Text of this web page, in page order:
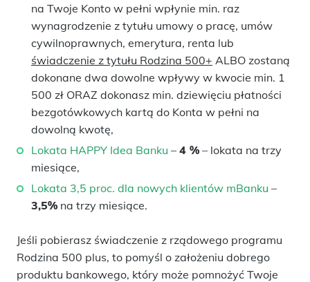
na Twoje Konto w pełni wpłynie min. raz
wynagrodzenie z tytułu umowy o pracę, umów
cywilnoprawnych, emerytura, renta lub
świadczenie z tytułu Rodzina 500+ ALBO zostaną
dokonane dwa dowolne wpływy w kwocie min. 1
500 zł ORAZ dokonasz min. dziewięciu płatności
bezgotówkowych kartą do Konta w pełni na
dowolną kwotę,
Lokata HAPPY Idea Banku – 4 % – lokata na trzy
miesiące,
Lokata 3,5 proc. dla nowych klientów mBanku –
3,5% na trzy miesiące.
Jeśli pobierasz świadczenie z rządowego programu
Rodzina 500 plus, to pomyśl o założeniu dobrego
produktu bankowego, który może pomnożyć Twoje